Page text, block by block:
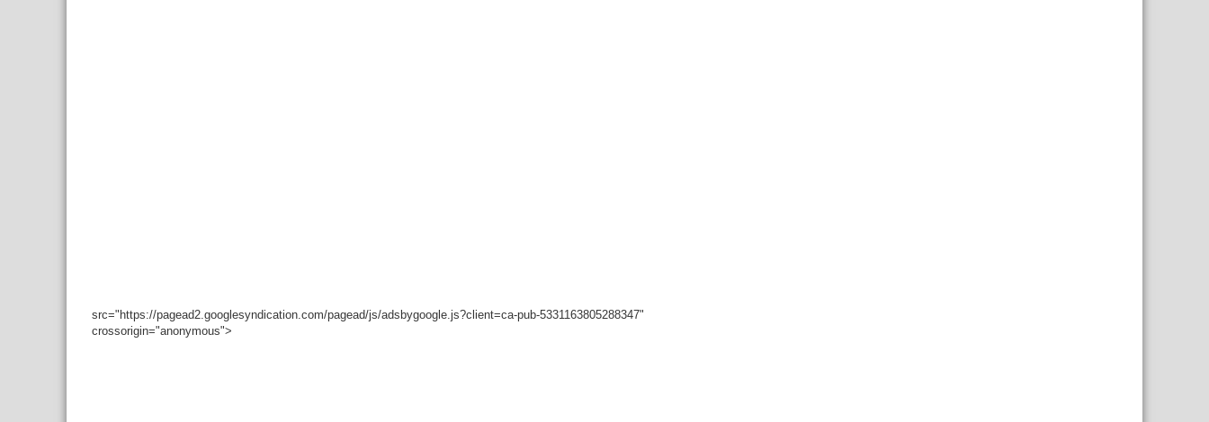
src="https://pagead2.googlesyndication.com/pagead/js/adsbygoogle.js?client=ca-pub-5331163805288347"
crossorigin="anonymous">